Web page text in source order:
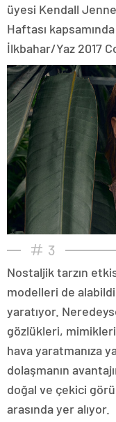
üyesi Kendall
Haftası
İlkbahar/Yaz 2017
3
Nostaljik tarzın
modelleri de
yaratıyor.
gözlükleri,
hava yaratmanıza
dolaşmanın
doğal ve çekici
arasında yer alıyor.